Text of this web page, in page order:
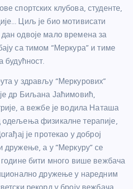
спортских клубова, студенте,
Циљ је био мотивисати
одвоје мало времена за
са тимом “Меркура” и тиме
будућност.
у здрављу “Меркурових”
др Биљана Јаћимовић,
а вежбе је водила Наташа
физикалне терапије,
је протекао у доброј
дружење, а у “Меркуру” се
бити много више вежбача
дружење у наредним